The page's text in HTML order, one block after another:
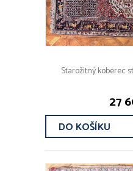
Starožitný koberec
27
DO KOŠÍKU